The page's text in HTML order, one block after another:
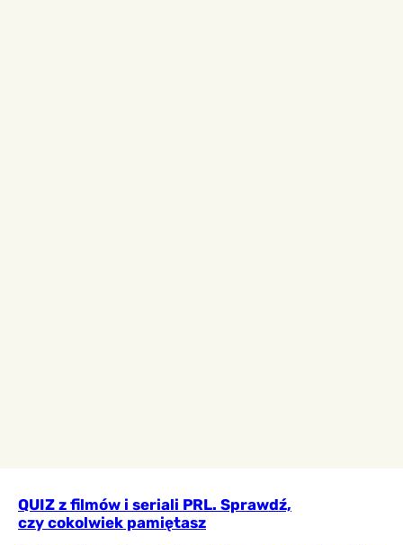
QUIZ z filmów i seriali PRL. Sprawdź,
czy cokolwiek pamiętasz